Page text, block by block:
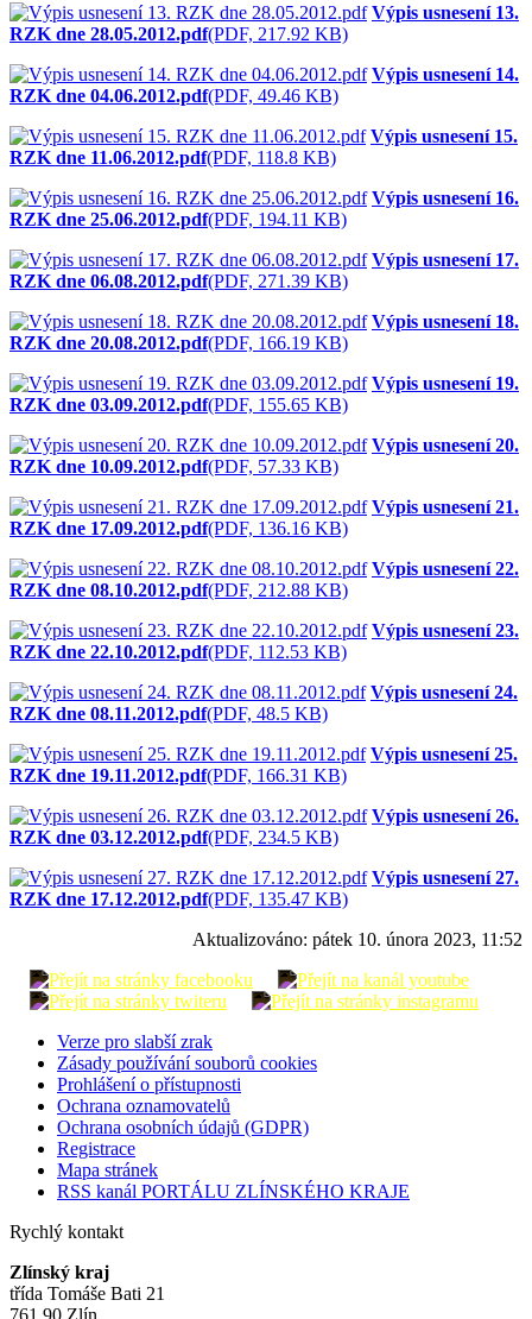
Výpis usnesení 13.
RZK dne 28.05.2012.pdf(PDF, 217.92 KB)
Výpis usnesení 14.
RZK dne 04.06.2012.pdf(PDF, 49.46 KB)
Výpis usnesení 15.
RZK dne 11.06.2012.pdf(PDF, 118.8 KB)
Výpis usnesení 16.
RZK dne 25.06.2012.pdf(PDF, 194.11 KB)
Výpis usnesení 17.
RZK dne 06.08.2012.pdf(PDF, 271.39 KB)
Výpis usnesení 18.
RZK dne 20.08.2012.pdf(PDF, 166.19 KB)
Výpis usnesení 19.
RZK dne 03.09.2012.pdf(PDF, 155.65 KB)
Výpis usnesení 20.
RZK dne 10.09.2012.pdf(PDF, 57.33 KB)
Výpis usnesení 21.
RZK dne 17.09.2012.pdf(PDF, 136.16 KB)
Výpis usnesení 22.
RZK dne 08.10.2012.pdf(PDF, 212.88 KB)
Výpis usnesení 23.
RZK dne 22.10.2012.pdf(PDF, 112.53 KB)
Výpis usnesení 24.
RZK dne 08.11.2012.pdf(PDF, 48.5 KB)
Výpis usnesení 25.
RZK dne 19.11.2012.pdf(PDF, 166.31 KB)
Výpis usnesení 26.
RZK dne 03.12.2012.pdf(PDF, 234.5 KB)
Výpis usnesení 27.
RZK dne 17.12.2012.pdf(PDF, 135.47 KB)
Aktualizováno: pátek 10. února 2023, 11:52
Verze pro slabší zrak
Zásady používání souborů cookies
Prohlášení o přístupnosti
Ochrana oznamovatelů
Ochrana osobních údajů (GDPR)
Registrace
Mapa stránek
RSS kanál PORTÁLU ZLÍNSKÉHO KRAJE
Rychlý kontakt
Zlínský kraj
třída Tomáše Bati 21
761 90 Zlín